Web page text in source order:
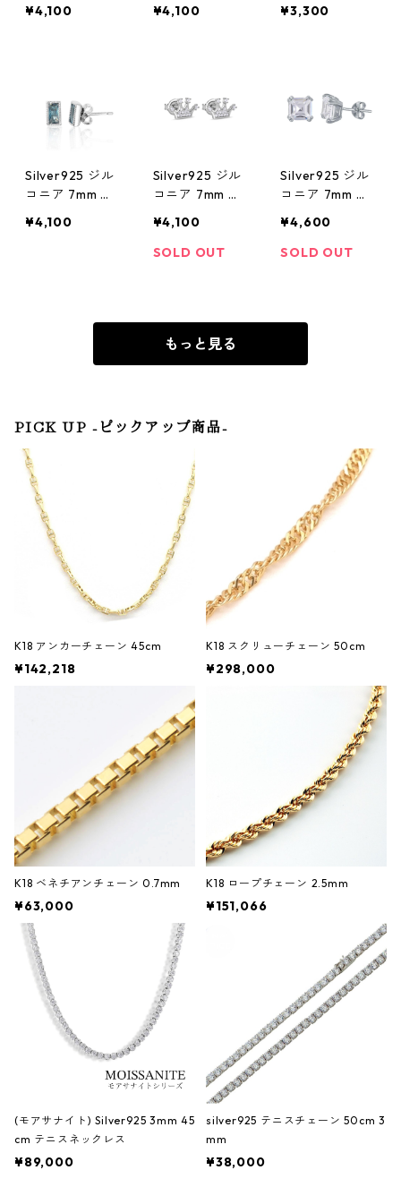
¥4,100 ¥4,100 ¥3,300
Silver925 ジル
コニア 7mm ピ
¥4,100
Silver925 ジル
コニア 7mm ピ
¥4,100
SOLD OUT
Silver925 ジル
コニア 7mm ピ
¥4,600
SOLD OUT
もっと見る
PICK UP -ピックアップ商品-
K18 アンカーチェーン 45cm
¥142,218
K18 スクリューチェーン 50cm
¥298,000
K18 ベネチアンチェーン 0.7mm
¥63,000
K18 ロープチェーン 2.5mm
¥151,066
(モアサナイト) Silver925 3mm 45
cm テニスネックレス
¥89,000
silver925 テニスチェーン 50cm 3
mm
¥38,000